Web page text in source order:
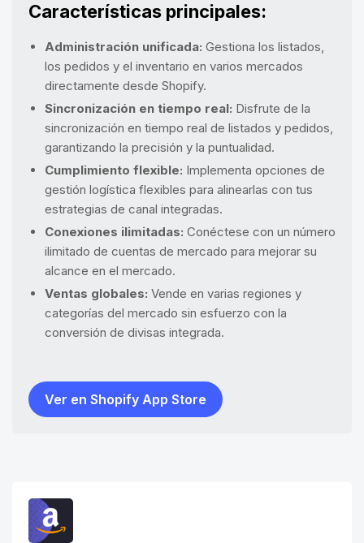
Características principales:
Administración unificada: Gestiona los listados,
los pedidos y el inventario en varios mercados
directamente desde Shopify.
Sincronización en tiempo real: Disfrute de la
sincronización en tiempo real de listados y pedidos,
garantizando la precisión y la puntualidad.
Cumplimiento flexible: Implementa opciones de
gestión logística flexibles para alinearlas con tus
estrategias de canal integradas.
Conexiones ilimitadas: Conéctese con un número
ilimitado de cuentas de mercado para mejorar su
alcance en el mercado.
Ventas globales: Vende en varias regiones y
categorías del mercado sin esfuerzo con la
conversión de divisas integrada.
Ver en Shopify App Store